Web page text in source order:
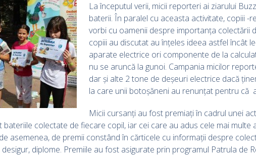
La începutul verii, micii reporteri ai ziarului
baterii. În paralel cu aceasta activitate, copiii
vorbi cu oamenii despre importanța colectării
copiii au discutat au înțeles ideea astfel încât
aparate electrice ori componente de la
nu se aruncă la gunoi. Campania micilor
dar și alte 2 tone de deșeuri electrice dacă
la care unii botoșăneni au renunțat pentru că
Micii cursanți au fost premiați în cadrul unei
bateriile colectate de fiecare copil, iar cei care au adus cele mai multe
asemenea, de premii constând în cărticele cu informații despre
diplome. Premiile au fost asigurate prin programul Patrula de